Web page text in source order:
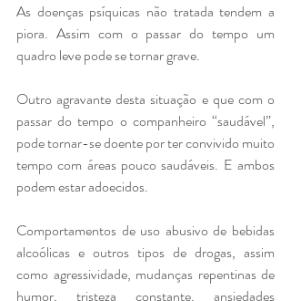
As doenças psíquicas não tratada tendem a
piora. Assim com o passar do tempo um
quadro leve pode se tornar grave.
Outro agravante desta situação e que com o
passar do tempo o companheiro “saudável”,
pode tornar-se doente por ter convivido muito
tempo com áreas pouco saudáveis. E ambos
podem estar adoecidos.
Comportamentos de uso abusivo de bebidas
alcoólicas e outros tipos de drogas, assim
como agressividade, mudanças repentinas de
humor, tristeza constante, ansiedades